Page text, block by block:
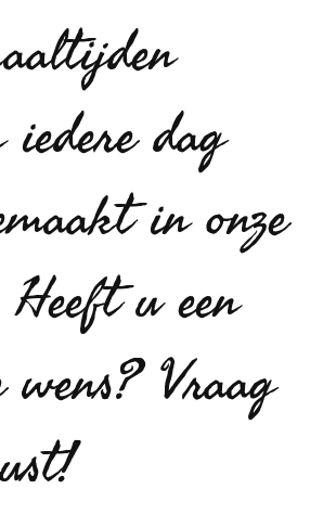
dag
in onze
u een
wens? Vraag